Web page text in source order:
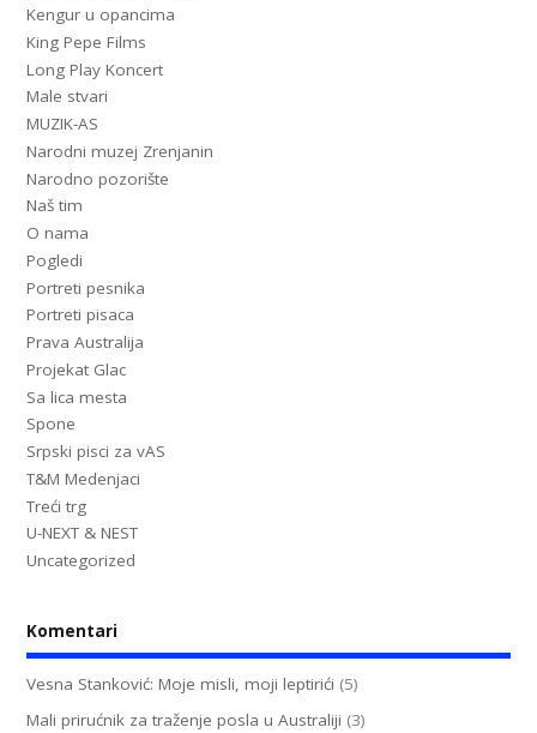
Kengur u opancima
King Pepe Films
Long Play Koncert
Male stvari
MUZIK-AS
Narodni muzej Zrenjanin
Narodno pozorište
Naš tim
O nama
Pogledi
Portreti pesnika
Portreti pisaca
Prava Australija
Projekat Glac
Sa lica mesta
Spone
Srpski pisci za vAS
T&M Medenjaci
Treći trg
U-NEXT & NEST
Uncategorized
Komentari
Vesna Stanković: Moje misli, moji leptirići (5)
Mali prirućnik za traženje posla u Australiji (3)